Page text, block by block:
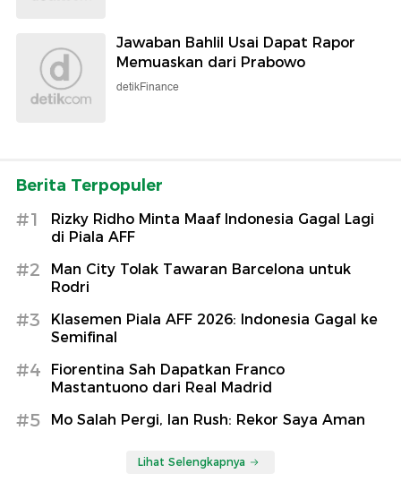
Jawaban Bahlil Usai Dapat Rapor
Memuaskan dari Prabowo
detikFinance
Berita Terpopuler
#1
Rizky Ridho Minta Maaf Indonesia Gagal Lagi
di Piala AFF
#2
Man City Tolak Tawaran Barcelona untuk
Rodri
#3
Klasemen Piala AFF 2026: Indonesia Gagal ke
Semifinal
#4
Fiorentina Sah Dapatkan Franco
Mastantuono dari Real Madrid
#5 Mo Salah Pergi, Ian Rush: Rekor Saya Aman
Lihat Selengkapnya